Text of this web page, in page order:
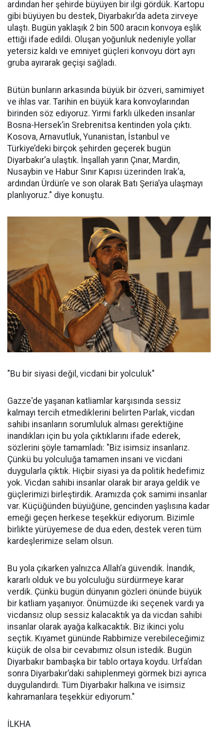
ardından her şehirde büyüyen bir ilgi gördük. Kartopu
gibi büyüyen bu destek, Diyarbakır’da adeta zirveye
ulaştı. Bugün yaklaşık 2 bin 500 aracın konvoya eşlik
ettiği ifade edildi. Oluşan yoğunluk nedeniyle yollar
yetersiz kaldı ve emniyet güçleri konvoyu dört ayrı
gruba ayırarak geçişi sağladı.
Bütün bunların arkasında büyük bir özveri, samimiyet
ve ihlas var. Tarihin en büyük kara konvoylarından
birinden söz ediyoruz. Yirmi farklı ülkeden insanlar
Bosna-Hersek’in Srebrenitsa kentinden yola çıktı.
Kosova, Arnavutluk, Yunanistan, İstanbul ve
Türkiye’deki birçok şehirden geçerek bugün
Diyarbakır’a ulaştık. İnşallah yarın Çınar, Mardin,
Nusaybin ve Habur Sınır Kapısı üzerinden Irak’a,
ardından Ürdün’e ve son olarak Batı Şeria’ya ulaşmayı
planlıyoruz." diye konuştu.
"Bu bir siyasi değil, vicdani bir yolculuk"
Gazze'de yaşanan katliamlar karşısında sessiz
kalmayı tercih etmediklerini belirten Parlak, vicdan
sahibi insanların sorumluluk alması gerektiğine
inandıkları için bu yola çıktıklarını ifade ederek,
sözlerini şöyle tamamladı: "Biz isimsiz insanlarız.
Çünkü bu yolculuğa tamamen insani ve vicdani
duygularla çıktık. Hiçbir siyasi ya da politik hedefimiz
yok. Vicdan sahibi insanlar olarak bir araya geldik ve
güçlerimizi birleştirdik. Aramızda çok samimi insanlar
var. Küçüğünden büyüğüne, gencinden yaşlısına kadar
emeği geçen herkese teşekkür ediyorum. Bizimle
birlikte yürüyemese de dua eden, destek veren tüm
kardeşlerimize selam olsun.
Bu yola çıkarken yalnızca Allah’a güvendik. İnandık,
kararlı olduk ve bu yolculuğu sürdürmeye karar
verdik. Çünkü bugün dünyanın gözleri önünde büyük
bir katliam yaşanıyor. Önümüzde iki seçenek vardı ya
vicdansız olup sessiz kalacaktık ya da vicdan sahibi
insanlar olarak ayağa kalkacaktık. Biz ikinci yolu
seçtik. Kıyamet gününde Rabbimize verebileceğimiz
küçük de olsa bir cevabımız olsun istedik. Bugün
Diyarbakır bambaşka bir tablo ortaya koydu. Urfa’dan
sonra Diyarbakır’daki sahiplenmeyi görmek bizi ayrıca
duygulandırdı. Tüm Diyarbakır halkına ve isimsiz
kahramanlara teşekkür ediyorum."
İLKHA